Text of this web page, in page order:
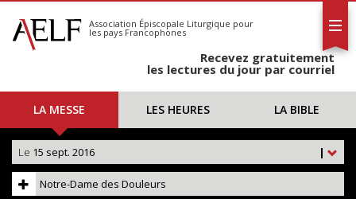
S'abonner
Calendrier
Association Épiscopale Liturgique pour
les pays Francophones
Recevez gratuitement
les lectures du jour par courriel
LA MESSE LES HEURES LA BIBLE
|
Le 15 sept. 2016
Notre-Dame des Douleurs